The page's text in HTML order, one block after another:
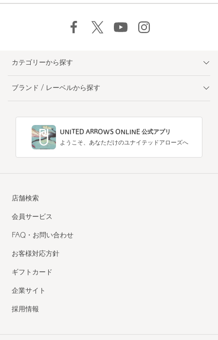
カテゴリーから探す
ブランド / レーベルから探す
UNITED ARROWS ONLINE 公式アプリ
ようこそ、あなただけのユナイテッドアローズへ
店舗検索
会員サービス
FAQ・お問い合わせ
お客様対応方針
ギフトカード
企業サイト
採用情報